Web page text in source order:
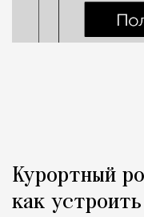
Курортный
как